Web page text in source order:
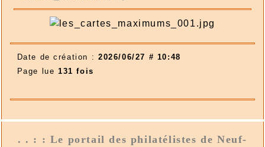
Date de création : 2026/06/27 # 10:48
Page lue 131 fois
. . : : Le portail des philatélistes de Neuf-